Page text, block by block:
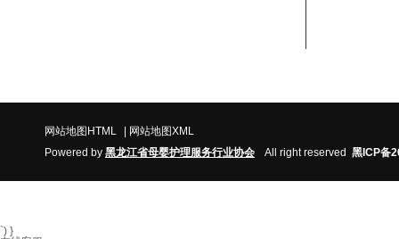
网站地图HTML
网站地图XML
Powered by 黑龙江省母婴护理服务行业协会 All right reserved 黑ICP备
`) }